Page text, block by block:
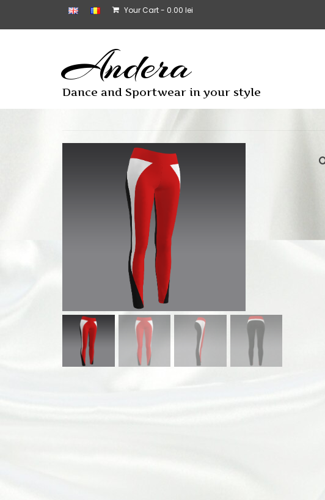
Your Cart- 0.00 lei
Andera
Dance and Sportwear in your style